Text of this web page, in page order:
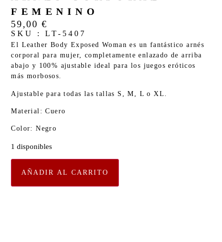
FEMENINO
59,00€
SKU : LT-5407
El Leather Body Exposed Woman es un fantástico arnés
corporal para mujer, completamente enlazado de arriba
abajo y 100% ajustable ideal para los juegos eróticos
más morbosos.
Ajustable para todas las tallas S, M, L o XL.
Material: Cuero
Color: Negro
1 disponibles
AÑADIR AL CARRITO